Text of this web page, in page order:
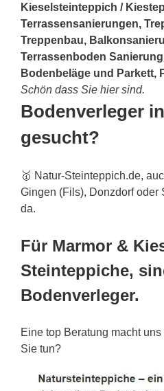
Kieselsteinteppich /
Terrassensanierungen,
Treppenbau,
Terrassenboden
Bodenbeläge und Parkett,
Schön dass Sie hier sind.
Bodenverleger
gesucht?
🥇 Natur-Steinteppich.de,
Gingen (Fils), Donzdorf oder
da.
Für Marmor &
Steinteppiche,
Bodenverleger.
Eine top Beratung macht
Sie tun?